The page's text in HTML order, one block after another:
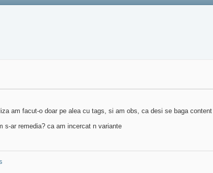
am facut-o doar pe alea cu tags, si am obs, ca desi se baga
s-ar remedia? ca am incercat n variante